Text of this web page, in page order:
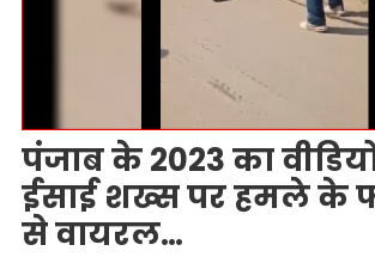
पंजाब के 2023 का
ईसाई शख्स पर हमले के
से वायरल…